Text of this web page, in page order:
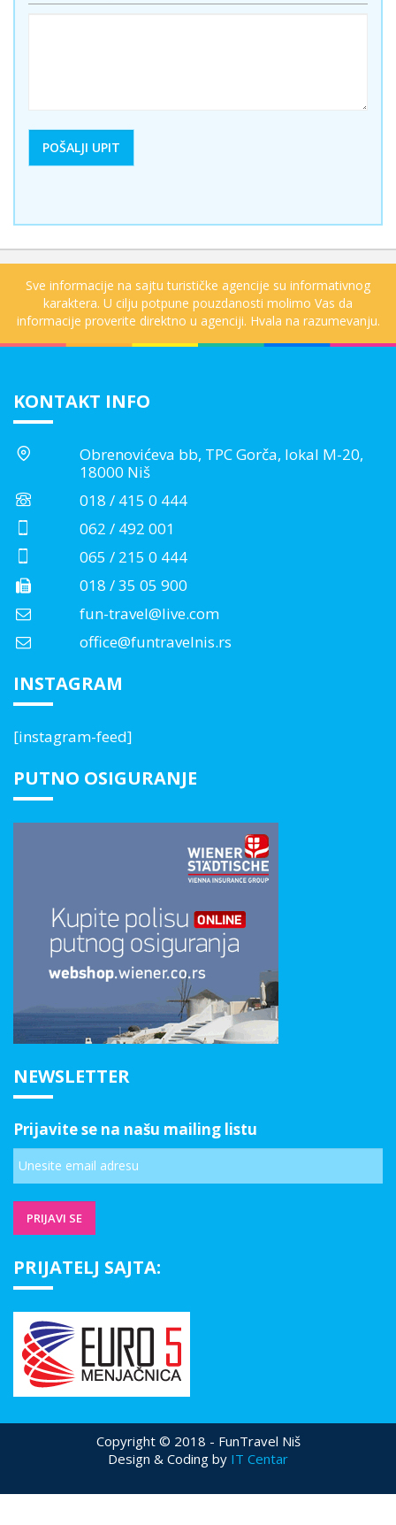
Sve informacije na sajtu turističke agencije su informativnog
karaktera. U cilju potpune pouzdanosti molimo Vas da
informacije proverite direktno u agenciji. Hvala na razumevanju.
KONTAKT INFO
Obrenovićeva bb, TPC Gorča, lokal M-20,
18000 Niš
018 / 415 0 444
062 / 492 001
065 / 215 0 444
018 / 35 05 900
fun-travel@live.com
office@funtravelnis.rs
INSTAGRAM
[instagram-feed]
PUTNO OSIGURANJE
NEWSLETTER
Prijavite se na našu mailing listu
PRIJATELJ SAJTA:
Copyright © 2018 - FunTravel Niš
Design & Coding by IT Centar